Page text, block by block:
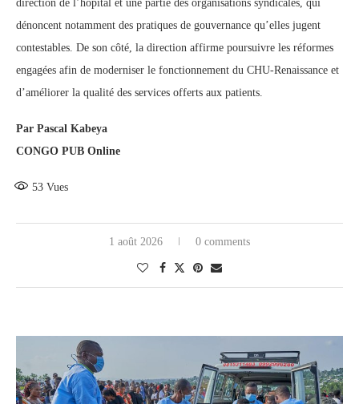
direction de l’hôpital et une partie des organisations syndicales, qui
dénoncent notamment des pratiques de gouvernance qu’elles jugent
contestables. De son côté, la direction affirme poursuivre les réformes
engagées afin de moderniser le fonctionnement du CHU-Renaissance et
d’améliorer la qualité des services offerts aux patients.
Par Pascal Kabeya
CONGO PUB Online
53 Vues
1 août 2026 0 comments